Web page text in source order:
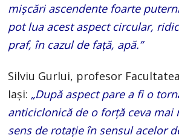
mişcări ascendente foarte
pot lua acest aspect circular,
praf, în cazul de față, apă.”
Silviu Gurlui, profesor
Iași: „După aspect pare a fi o
anticiclonică de o forță ceva mai
sens de rotație în sensul acelor